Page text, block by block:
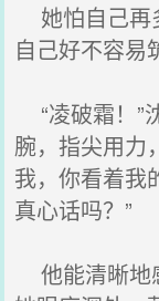
她怕自己再
自己好不容易
“凌破霜！”
腕，指尖用力
我，你看着我
真心话吗？”
他能清晰地